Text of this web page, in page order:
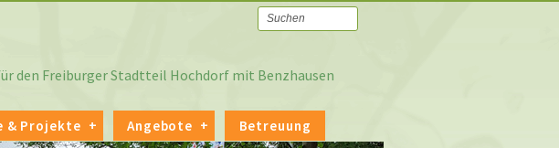
den Freiburger Stadtteil Hochdorf mit Benzhausen
& Projekte Angebote Betreuung